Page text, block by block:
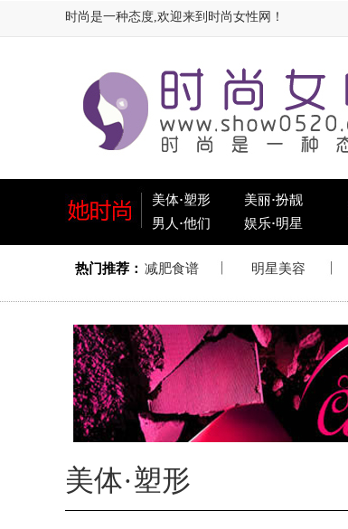
时尚是一种态度,欢迎来到时尚女性网！
美体·塑形 美丽·扮靓
男人 ·他们 娱乐·明星
美体·塑形